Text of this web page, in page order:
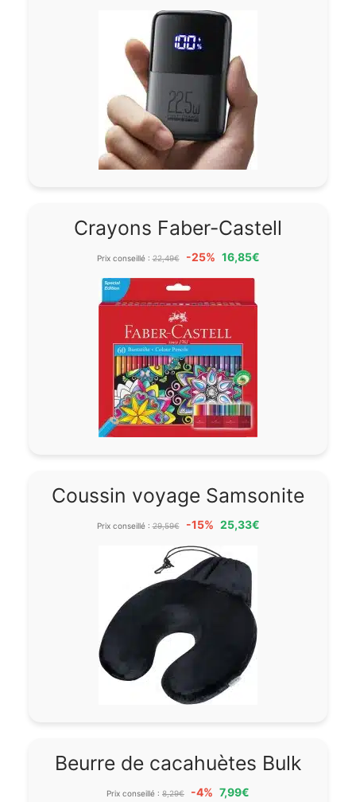
Crayons Faber-Castell
Prix conseillé :22,49€ -25% 16,85€
Coussin voyage Samsonite
Prix conseillé :29,59€ -15% 25,33€
Beurre de cacahuètes Bulk
Prix conseillé : 8,29€ -4% 7,99€